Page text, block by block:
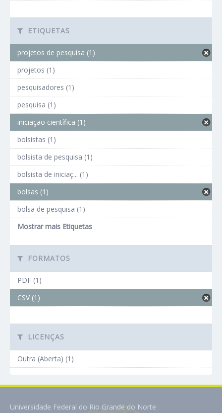
ETIQUETAS
projetos de pesquisa (1)
projetos (1)
pesquisadores (1)
pesquisa (1)
iniciação científica (1)
bolsistas (1)
bolsista de pesquisa (1)
bolsista de iniciaç... (1)
bolsas (1)
bolsa de pesquisa (1)
Mostrar mais Etiquetas
FORMATOS
PDF (1)
CSV (1)
LICENÇAS
Outra (Aberta) (1)
Universidade Federal do Rio Grande do Norte